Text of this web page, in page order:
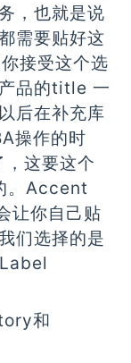
，也就是说
需要贴好这
接受这个选
品的title 一
后在补充库
操作的时
这要这个
。Accent
让你自己贴
们选择的是
和